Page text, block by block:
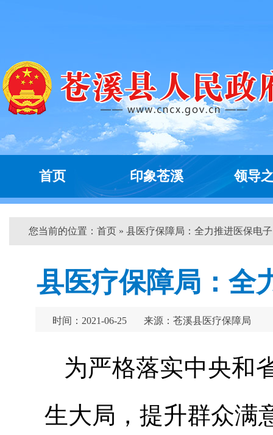
首页 印象苍溪 领导
您当前的位置： 首页 » 县医疗保障局：全力推进医保电
县医疗保障局：全
时间：2021-06-25 来源：苍溪县医疗保障局
为严格落实中央和
生大局，提升群众满